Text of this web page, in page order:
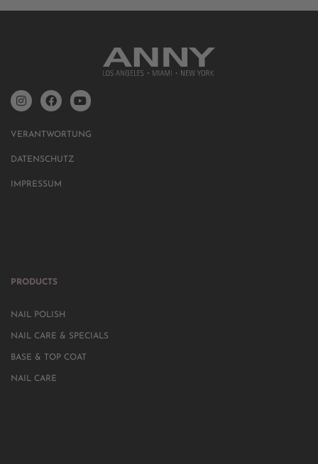
VERANTWORTUNG
DATENSCHUTZ
IMPRESSUM
PRODUCTS
NAIL POLISH
NAIL CARE & SPECIALS
BASE & TOP COAT
NAIL CARE